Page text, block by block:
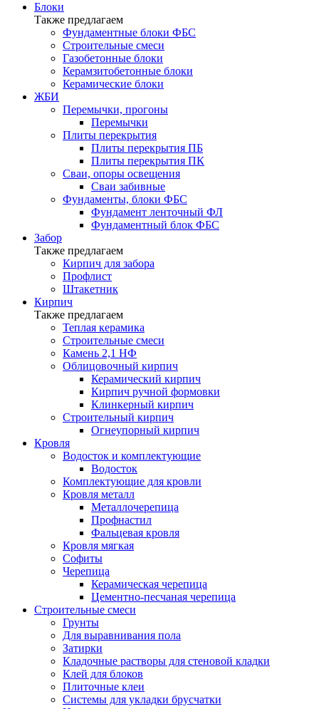
Блоки
Также предлагаем
Фундаментные блоки ФБС
Строительные смеси
Газобетонные блоки
Керамзитобетонные блоки
Керамические блоки
ЖБИ
Перемычки, прогоны
Перемычки
Плиты перекрытия
Плиты перекрытия ПБ
Плиты перекрытия ПК
Сваи, опоры освещения
Сваи забивные
Фундаменты, блоки ФБС
Фундамент ленточный ФЛ
Фундаментный блок ФБС
Забор
Также предлагаем
Кирпич для забора
Профлист
Штакетник
Кирпич
Также предлагаем
Теплая керамика
Строительные смеси
Камень 2,1 НФ
Облицовочный кирпич
Керамический кирпич
Кирпич ручной формовки
Клинкерный кирпич
Строительный кирпич
Огнеупорный кирпич
Кровля
Водосток и комплектующие
Водосток
Комплектующие для кровли
Кровля металл
Металлочерепица
Профнастил
Фальцевая кровля
Кровля мягкая
Софиты
Черепица
Керамическая черепица
Цементно-песчаная черепица
Строительные смеси
Грунты
Для выравнивания пола
Затирки
Кладочные растворы для стеновой кладки
Клей для блоков
Плиточные клеи
Системы для укладки брусчатки